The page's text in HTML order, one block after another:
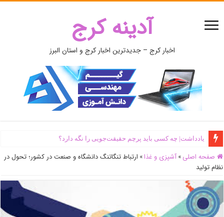
آدینه کرج
اخبار کرج – جدیدترین اخبار کرج و استان البرز
یادداشت| ‌چه کسی باید پرچم حقیقت‌جویی را نگه دارد؟
صفحه اصلی » آشپزی و غذا» ارتباط تنگاتنگ دانشگاه و صنعت در کشور؛ تحول در
نظام تولید